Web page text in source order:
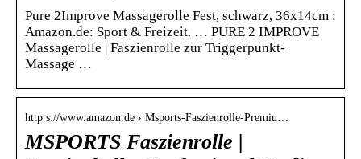
Pure 2Improve Massagerolle Fest, schwarz, 36x14cm :
Amazon.de: Sport & Freizeit. … PURE 2 IMPROVE
Massagerolle | Faszienrolle zur Triggerpunkt-
Massage …
http s://www.amazon.de › Msports-Faszienrolle-Premiu…
MSPORTS Faszienrolle |